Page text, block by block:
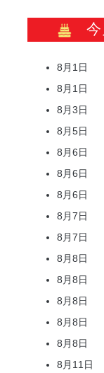
8月1日
8月1日
8月3日
8月5日
8月6日
8月6日
8月6日
8月7日
8月7日
8月8日
8月8日
8月8日
8月8日
8月8日
8月11日